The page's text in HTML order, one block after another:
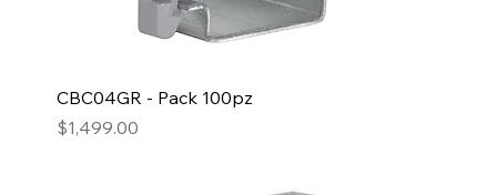
CBC04GR - Pack 100pz
Precio
$1,499.00